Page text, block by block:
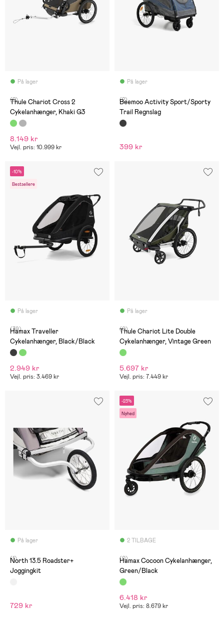
På lager
(2)
Thule Chariot Cross 2
Cykelanhænger, Khaki G3
8.149 kr
Vejl. pris: 10.999 kr
På lager
(2)
Beemoo Activity Sport/Sporty
Trail Regnslag
399 kr
-10%
Bestsellere
På lager
(39)
Hamax Traveller
Cykelanhænger, Black/Black
2.949 kr
Vejl. pris: 3.469 kr
På lager
(0)
Thule Chariot Lite Double
Cykelanhænger, Vintage Green
5.697 kr
Vejl. pris: 7.449 kr
På lager
(1)
North 13.5 Roadster+
Joggingkit
729 kr
-23%
Nyhed
2 TILBAGE
(0)
Hamax Cocoon Cykelanhænger,
Green/Black
6.418 kr
Vejl. pris: 8.679 kr